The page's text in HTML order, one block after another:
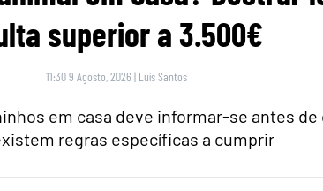
superior a 3.500€
11:30 9 Agosto, 2026 | Luís Santos
em casa deve informar-se antes de
regras específicas a cumprir